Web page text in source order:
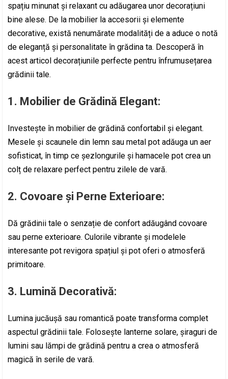
spațiu minunat și relaxant cu adăugarea unor decorațiuni
bine alese. De la mobilier la accesorii și elemente
decorative, există nenumărate modalități de a aduce o notă
de eleganță și personalitate în grădina ta. Descoperă în
acest articol decorațiunile perfecte pentru înfrumusețarea
grădinii tale.
1. Mobilier de Grădină Elegant:
Investește în mobilier de grădină confortabil și elegant.
Mesele și scaunele din lemn sau metal pot adăuga un aer
sofisticat, în timp ce șezlongurile și hamacele pot crea un
colț de relaxare perfect pentru zilele de vară.
2. Covoare și Perne Exterioare:
Dă grădinii tale o senzație de confort adăugând covoare
sau perne exterioare. Culorile vibrante și modelele
interesante pot revigora spațiul și pot oferi o atmosferă
primitoare.
3. Lumină Decorativă:
Lumina jucăușă sau romantică poate transforma complet
aspectul grădinii tale. Folosește lanterne solare, șiraguri de
lumini sau lămpi de grădină pentru a crea o atmosferă
magică în serile de vară.